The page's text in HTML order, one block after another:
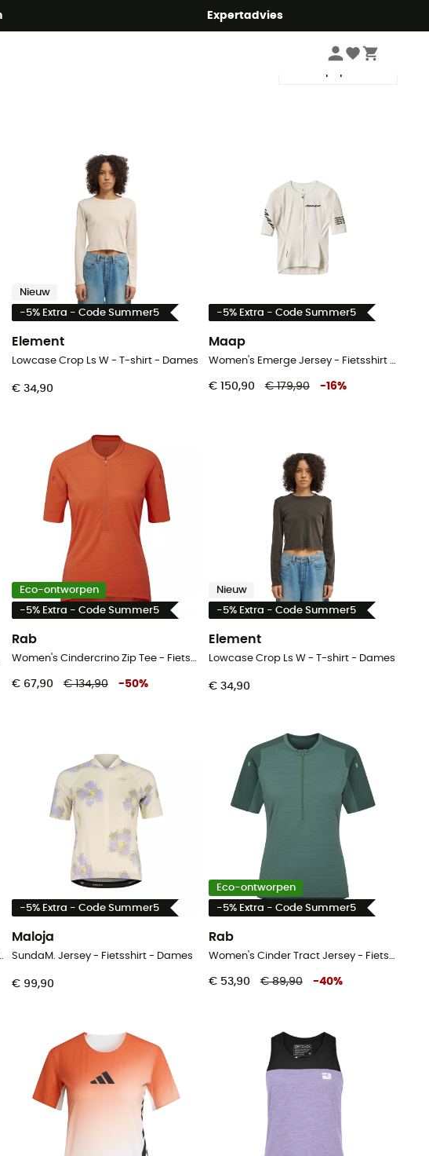
Expertadvies
code Summer5
Nieuw
-5% Extra - Code Summer5
Element
Lowcase Crop Ls W - T-shirt - Dames
€ 34,90
-5% Extra - Code Summer5
Maap
Women's Emerge Jersey - Fietsshirt - Dames
€ 150,90 € 179,90 -16%
Eco-ontworpen
-5% Extra - Code Summer5
Rab
Women's Cindercrino Zip Tee - Fietsshirt - Dames
€ 67,90 € 134,90 -50%
Nieuw
-5% Extra - Code Summer5
Element
Lowcase Crop Ls W - T-shirt - Dames
€ 34,90
- Dames
-5% Extra - Code Summer5
Maloja
SundaM. Jersey - Fietsshirt - Dames
€ 99,90
Eco-ontworpen
-5% Extra - Code Summer5
Rab
Women's Cinder Tract Jersey - Fietsshirt - Dames
€ 53,90 € 89,90 -40%